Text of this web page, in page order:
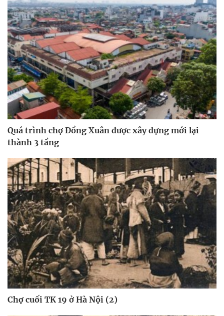
Quá trình chợ Đồng Xuân được xây dựng mới lại
thành 3 tầng
Chợ cuối TK 19 ở Hà Nội (2)